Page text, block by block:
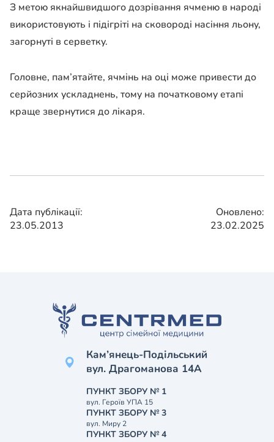
З метою якнайшвидшого дозрівання ячменю в народі
використовують і підігріті на сковороді насіння льону,
загорнуті в серветку.
Головне, пам’ятайте, ячмінь на оці може привести до
серйозних ускладнень, тому на початковому етапі
краще звернутися до лікаря.
Дата публікації:
23.05.2013
Оновлено:
23.02.2025
Кам’янець-Подільський
вул. Драгоманова 14А
ПУНКТ ЗБОРУ № 1
вул. Героїв УПА 15
ПУНКТ ЗБОРУ № 3
вул. Миру 2
ПУНКТ ЗБОРУ № 4